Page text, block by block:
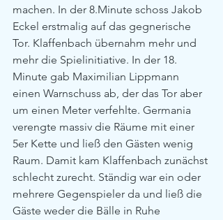
machen. In der 8.Minute schoss Jakob
Eckel erstmalig auf das gegnerische
Tor. Klaffenbach übernahm mehr und
mehr die Spielinitiative. In der 18.
Minute gab Maximilian Lippmann
einen Warnschuss ab, der das Tor aber
um einen Meter verfehlte. Germania
verengte massiv die Räume mit einer
5er Kette und ließ den Gästen wenig
Raum. Damit kam Klaffenbach zunächst
schlecht zurecht. Ständig war ein oder
mehrere Gegenspieler da und ließ die
Gäste weder die Bälle in Ruhe